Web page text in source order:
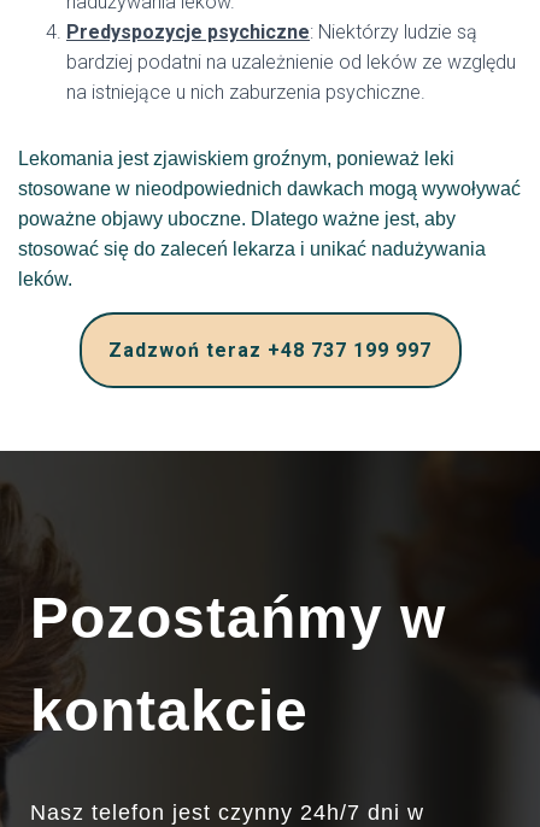
Predyspozycje psychiczne: Niektórzy ludzie są
bardziej podatni na uzależnienie od leków ze względu
na istniejące u nich zaburzenia psychiczne.
Lekomania jest zjawiskiem groźnym, ponieważ leki
stosowane w nieodpowiednich dawkach mogą wywoływać
poważne objawy uboczne. Dlatego ważne jest, aby
stosować się do zaleceń lekarza i unikać nadużywania
leków.
Zadzwoń teraz +48 737 199 997
Pozostańmy w
kontakcie
Nasz telefon jest czynny 24h/7 dni w